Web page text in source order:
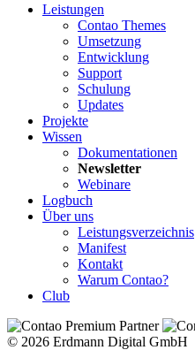
Leistungen
Contao Themes
Umsetzung
Entwicklung
Support
Schulung
Updates
Projekte
Wissen
Dokumentationen
Newsletter
Webinare
Logbuch
Über uns
Leistungsverzeichnis
Manifest
Kontakt
Warum Contao?
Club
© 2026 Erdmann Digital GmbH